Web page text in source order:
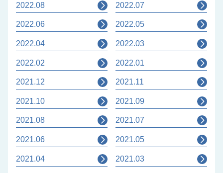
2022.08 2022.07
2022.06 2022.05
2022.04 2022.03
2022.02 2022.01
2021.12 2021.11
2021.10 2021.09
2021.08 2021.07
2021.06 2021.05
2021.04 2021.03